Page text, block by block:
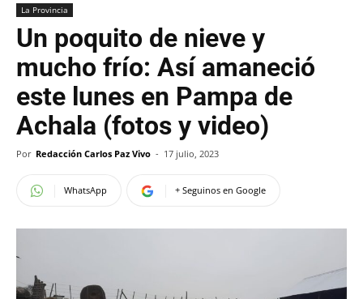
La Provincia
Un poquito de nieve y
mucho frío: Así amaneció
este lunes en Pampa de
Achala (fotos y video)
Por Redacción Carlos Paz Vivo - 17 julio, 2023
WhatsApp + Seguinos en Google